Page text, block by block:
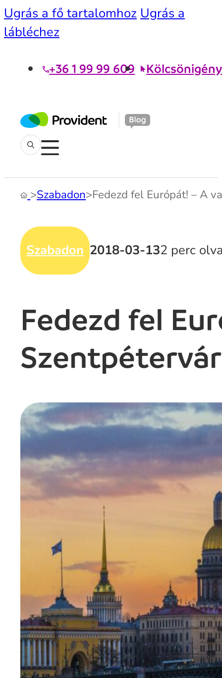
Ugrás a fő tartalomhoz Ugrás a
lábléchez
+36 1 99 99 609
>Szabadon>Fedezd fel Európát! – A
Szabadon 2018-03-132 perc
Fedezd fel
Szentpétervár